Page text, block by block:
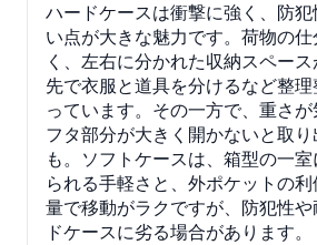
ハードケースは衝撃に強く、防
い点が大きな魅力です。荷物の
く、左右に分かれた収納スペー
先で衣服と道具を分けるなど整
っています。その一方で、重さが
フタ部分が大きく開かないと取
も。ソフトケースは、箱型の一
られる手軽さと、外ポケットの
量で移動がラクですが、防犯性
ドケースに劣る場合があります。